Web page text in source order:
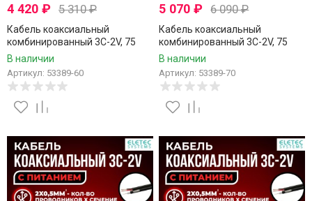
4 420 ₽ 5 310₽
Кабель коаксиальный
комбинированный 3C-2V, 75
Ом, чистая медь с кабелем
одножильный), наружный,
черный, 60 метров
В наличии
Артикул: 53389-60
5 070₽ 6 090₽
Кабель коаксиальный
комбинированный 3C-2V, 75
Ом, чистая медь с кабелем
одножильный), наружный,
черный, 70 метров
В наличии
Артикул: 53389-70